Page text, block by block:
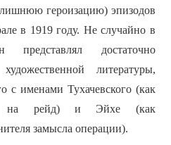
героизацию) эпизодов
в 1919 году. Не случайно в
достаточно
литературы,
с именами Тухачевского (как
на рейд) и Эйхе (как
замысла операции).